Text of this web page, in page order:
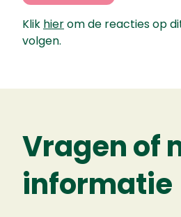
Klik hierom de reacties op
volgen.
Vragen of
informatie